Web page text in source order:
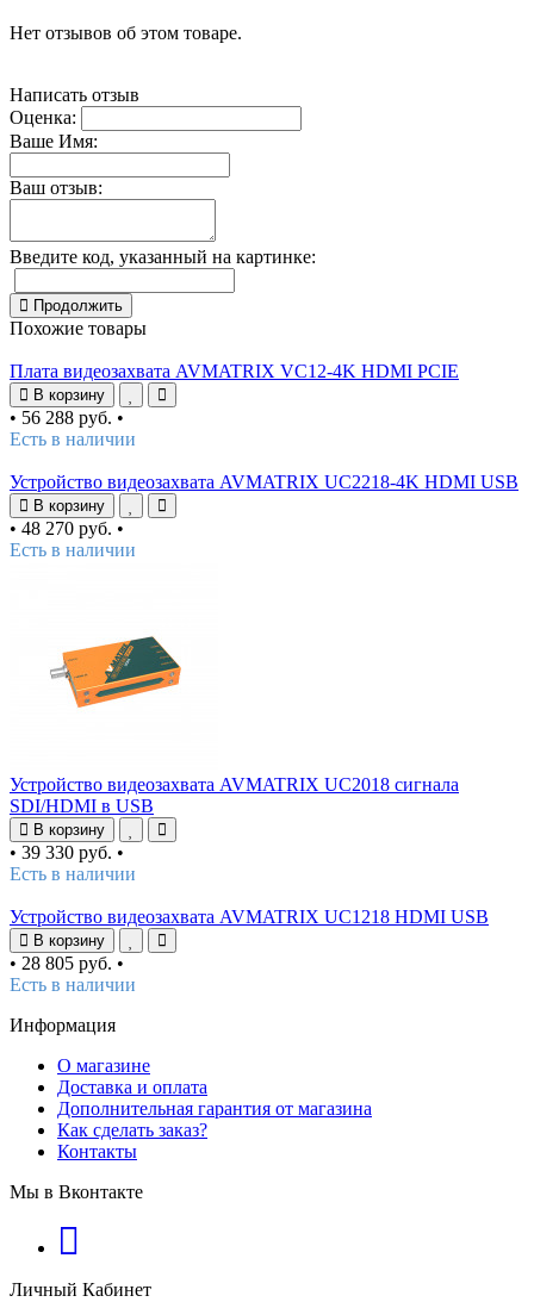
Нет отзывов об этом товаре.
Написать отзыв
Оценка:
Ваше Имя:
Ваш отзыв:
Введите код, указанный на картинке:
Продолжить
Похожие товары
Плата видеозахвата AVMATRIX VC12-4K HDMI PCIE
В корзину
• 56 288 руб. •
Есть в наличии
Устройство видеозахвата AVMATRIX UC2218-4K HDMI USB
В корзину
• 48 270 руб. •
Есть в наличии
Устройство видеозахвата AVMATRIX UC2018 сигнала
SDI/HDMI в USB
В корзину
• 39 330 руб. •
Есть в наличии
Устройство видеозахвата AVMATRIX UC1218 HDMI USB
В корзину
• 28 805 руб. •
Есть в наличии
Информация
О магазине
Доставка и оплата
Дополнительная гарантия от магазина
Как сделать заказ?
Контакты
Мы в Вконтакте
Личный Кабинет